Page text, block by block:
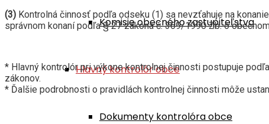
Komisie obecného zastupiteľstva
Hlavný kontrolór obce
Dokumenty kontrolóra obce
(3) Kontrolná činnosť podľa odseku (1) sa nevzťahuje na
správnom konaní podľa § 27 zákona č. 369/1990 Zb. o
* Hlavný kontrolór pri výkone kontrolnej činnosti postupuje
zákonov.
* Ďalšie podrobnosti o pravidlách kontrolnej činnosti môže